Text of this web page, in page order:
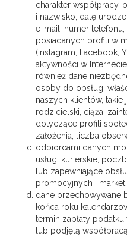
charakter współpracy,
i nazwisko, datę
e-mail, numer
posiadanych profili w
(Instagram, Facebook,
aktywności w
również dane
osoby do obsługi
naszych klientów, takie
rodzicielski, ciąża,
dotyczące profili
założenia, liczba
odbiorcami danych
usługi kurierskie,
lub zapewniające
promocyjnych i
dane przechowywane
końca roku
termin zapłaty
lub podjętą